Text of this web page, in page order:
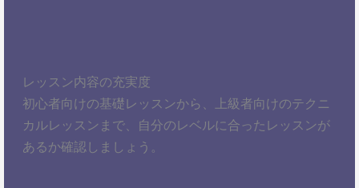
レッスン内容の充実度
初心者向けの基礎レッスンから、上級者向けのテクニ
カルレッスンまで、自分のレベルに合ったレッスンが
あるか確認しましょう。